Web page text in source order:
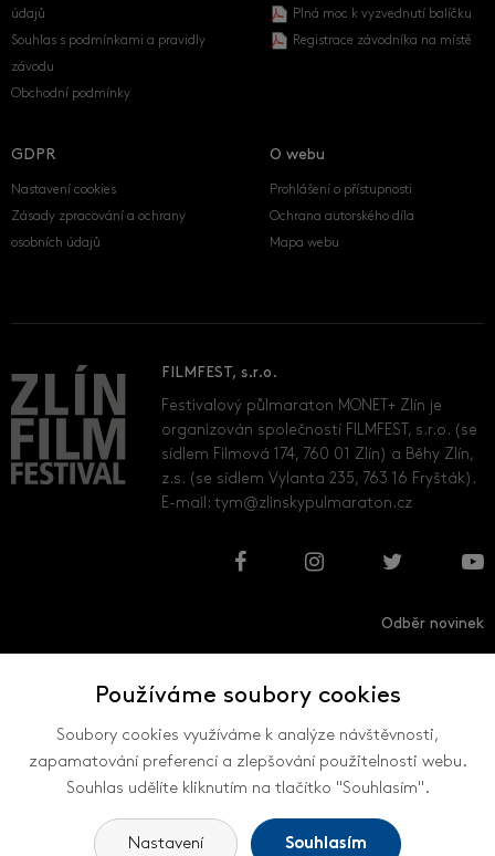
údajů
Souhlas s podmínkami a pravidly
závodu
Obchodní podmínky
Plná moc k vyzvednutí balíčku
Registrace závodníka na místě
GDPR
Nastavení cookies
Zásady zpracování a ochrany
osobních údajů
O webu
Prohlášení o přístupnosti
Ochrana autorského díla
Mapa webu
FILMFEST, s.r.o.
Festivalový půlmaraton MONET+ Zlín je
organizován společností FILMFEST, s.r.o. (se
sídlem Filmová 174, 760 01 Zlín) a Běhy Zlín,
z.s. (se sídlem Vylanta 235, 763 16 Fryšták).
E-mail:tym@zlinskypulmaraton.cz
Odběr novinek
VŠECHNY KONTAKTY
Používáme soubory cookies
Soubory cookies využíváme k analýze návštěvnosti,
zapamatování preferencí a zlepšování použitelnosti webu.
Souhlas udělíte kliknutím na tlačítko "Souhlasím".
Nastavení Souhlasím